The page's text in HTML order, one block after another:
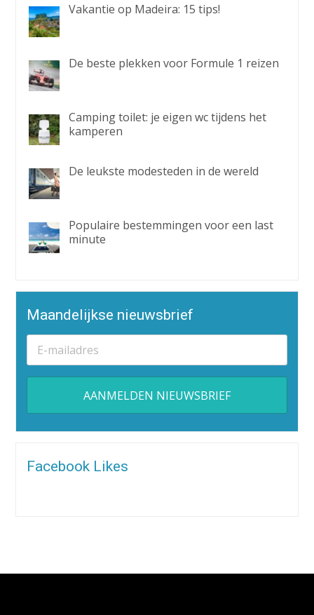
Vakantie op Madeira: 15 tips!
De beste plekken voor Formule 1 reizen
Camping toilet: je eigen wc tijdens het
kamperen
De leukste modesteden in de wereld
Populaire bestemmingen voor een last
minute
Maandelijkse nieuwsbrief
Alternative:
Facebook Likes